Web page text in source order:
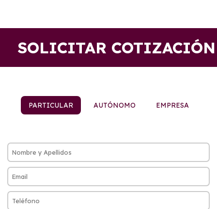
SOLICITAR COTIZACIÓN
PARTICULAR AUTÓNOMO EMPRESA